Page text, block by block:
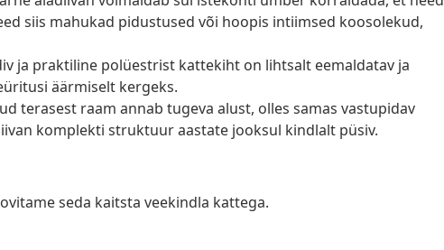
siis mahukad pidustused või hoopis intiimsed koosolekud,
ja praktiline polüestrist kattekiht on lihtsalt eemaldatav ja
äärmiselt kergeks.
terasest raam annab tugeva alust, olles samas vastupidav
komplekti struktuur aastate jooksul kindlalt püsiv.
seda kaitsta veekindla kattega.